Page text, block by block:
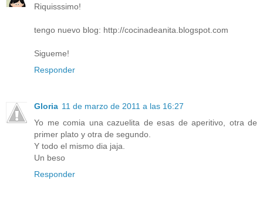
Riquisssimo!
tengo nuevo blog: http://cocinadeanita.blogspot.com
Sigueme!
Responder
Gloria 11 de marzo de 2011 a las 16:27
Yo me comia una cazuelita de esas de aperitivo, otra de
primer plato y otra de segundo.
Y todo el mismo dia jaja.
Un beso
Responder